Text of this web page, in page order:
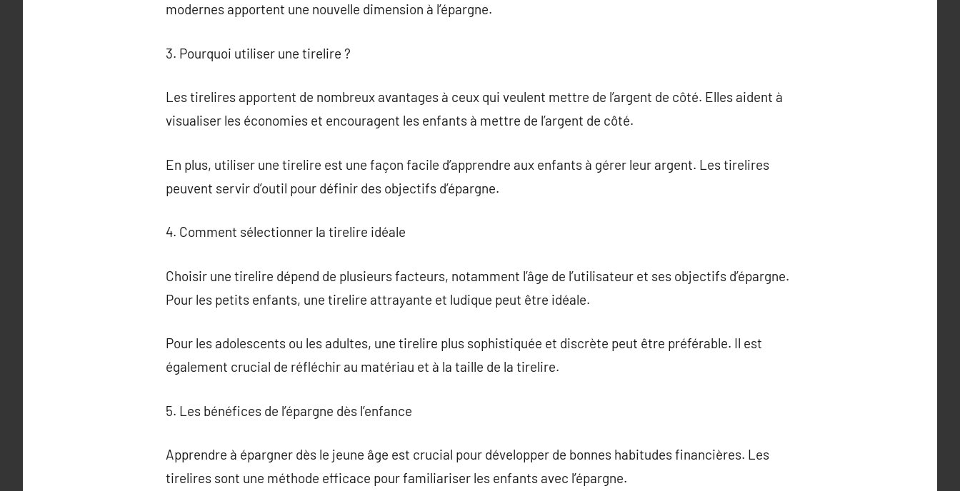
modernes apportent une nouvelle dimension à l’épargne.
3. Pourquoi utiliser une tirelire ?
Les tirelires apportent de nombreux avantages à ceux qui veulent mettre de l’argent de côté. Elles aident à
visualiser les économies et encouragent les enfants à mettre de l’argent de côté.
En plus, utiliser une tirelire est une façon facile d’apprendre aux enfants à gérer leur argent. Les tirelires
peuvent servir d’outil pour définir des objectifs d’épargne.
4. Comment sélectionner la tirelire idéale
Choisir une tirelire dépend de plusieurs facteurs, notamment l’âge de l’utilisateur et ses objectifs d’épargne.
Pour les petits enfants, une tirelire attrayante et ludique peut être idéale.
Pour les adolescents ou les adultes, une tirelire plus sophistiquée et discrète peut être préférable. Il est
également crucial de réfléchir au matériau et à la taille de la tirelire.
5. Les bénéfices de l’épargne dès l’enfance
Apprendre à épargner dès le jeune âge est crucial pour développer de bonnes habitudes financières. Les
tirelires sont une méthode efficace pour familiariser les enfants avec l’épargne.